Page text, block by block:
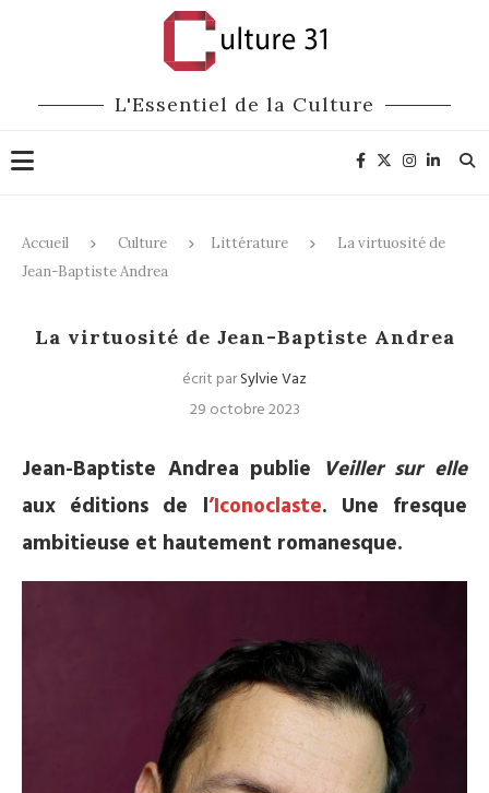
L'Essentiel de la Culture
Accueil Culture Littérature
La virtuosité de
Jean-Baptiste Andrea
La virtuosité de Jean-Baptiste Andrea
écrit parSylvie Vaz
29 octobre 2023
Jean-Baptiste Andrea publie Veiller sur elle
aux éditions de l’Iconoclaste. Une fresque
ambitieuse et hautement romanesque.